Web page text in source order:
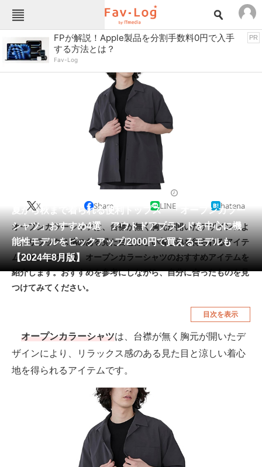
Fav-Logカテゴリー一覧
TOP
インテリア・収納 おもちゃ・ホビー
キッチン家電
ゲーム
スイーツ・お菓子
スマホ・携帯電話
ファッション
ペット
工具・DIY 本・DVD・CD
生活家電 生活用品
空調・季節家電 美容・コスメ
メディア
注目記事を集めた総合ページ
ITの今と未来を見通す
スマホと通信の最新トレンド
FPが解説！Apple製品を分割手数料0円で入手
する方法とは？
Fav-Log
PR
夏から秋まで着られる便利トップス 「オープンカラー
シャツ」おすすめ4選 アウトドアブランドを中心に機
能性モデルをピックアップ/2000円で買えるモデルも
【2024年8月版】
X Share LINE hatena
オープンカラーシャツは、台襟が無く胸元が開いたデザインによ
り、リラックス感のある見た目と涼しい着心地を得られるアイテ
ムです。ここでは、オープンカラーシャツのおすすめアイテムを
紹介します。おすすめを参考にしながら、自分に合ったものを見
つけてみてください。
目次を表示
オープンカラーシャツは、台襟が無く胸元が開いたデ
ザインにより、リラックス感のある見た目と涼しい着心
地を得られるアイテムです。